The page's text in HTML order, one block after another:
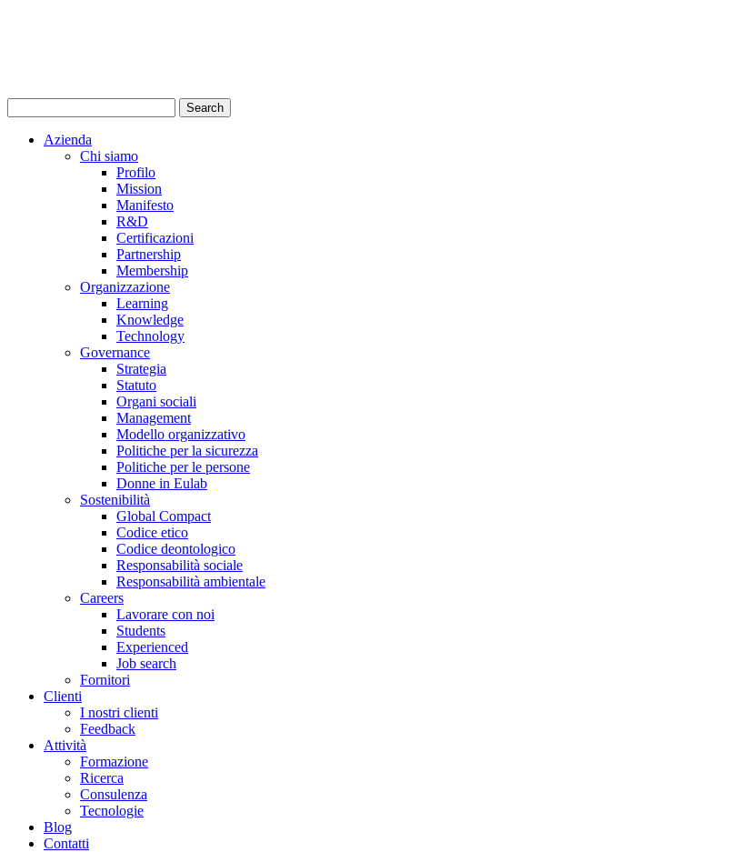
Azienda
Chi siamo
Profilo
Mission
Manifesto
R&D
Certificazioni
Partnership
Membership
Organizzazione
Learning
Knowledge
Technology
Governance
Strategia
Statuto
Organi sociali
Management
Modello organizzativo
Politiche per la sicurezza
Politiche per le persone
Donne in Eulab
Sostenibilità
Global Compact
Codice etico
Codice deontologico
Responsabilità sociale
Responsabilità ambientale
Careers
Lavorare con noi
Students
Experienced
Job search
Fornitori
Clienti
I nostri clienti
Feedback
Attività
Formazione
Ricerca
Consulenza
Tecnologie
Blog
Contatti